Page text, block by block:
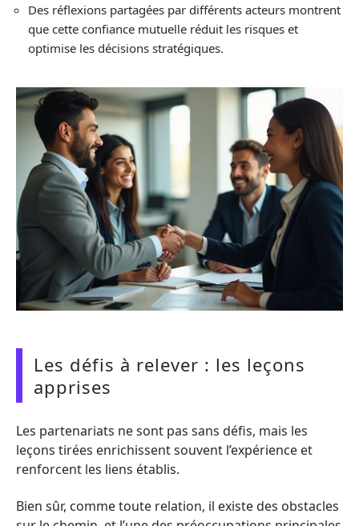
Des réflexions partagées par différents acteurs montrent
que cette confiance mutuelle réduit les risques et
optimise les décisions stratégiques.
Les défis à relever : les leçons
apprises
Les partenariats ne sont pas sans défis, mais les
leçons tirées enrichissent souvent l’expérience et
renforcent les liens établis.
Bien sûr, comme toute relation, il existe des obstacles